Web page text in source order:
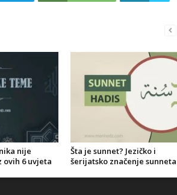
nije
ovih 6 uvjeta
Šta je sunnet? Jezičko i
šerijatsko značenje sunneta